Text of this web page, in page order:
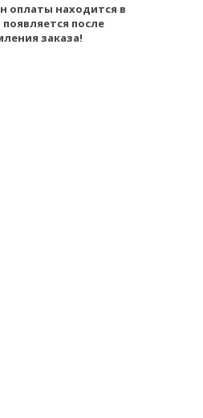
оплаты находится в
после
заказа!